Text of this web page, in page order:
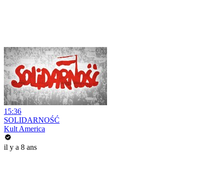
15:36
SOLIDARNOŚĆ
Kult America
il y a 8 ans